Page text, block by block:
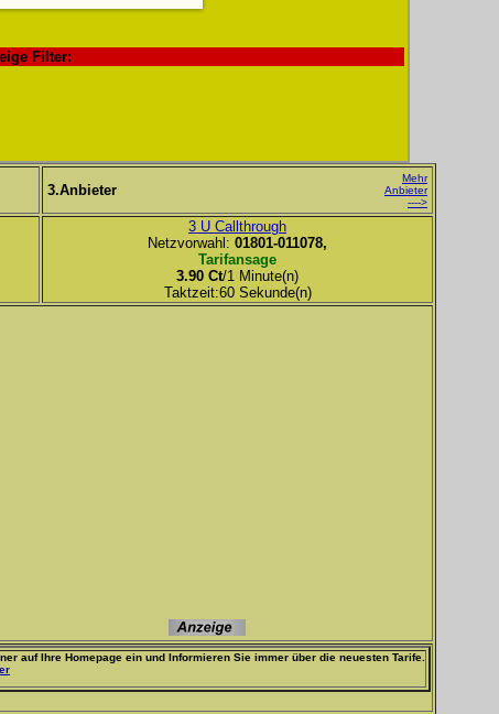
Filter:
3.Anbieter
Mehr
Anbieter
---->
3 U Callthrough
Netzvorwahl: 01801-011078,
Tarifansage
3.90 Ct/1 Minute(n)
Taktzeit:60 Sekunde(n)
auf Ihre Homepage ein und Informieren Sie immer über die neuesten Tarife.